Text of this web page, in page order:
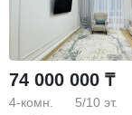
74 000 000 ₸
4-комн. 5/10 эт.